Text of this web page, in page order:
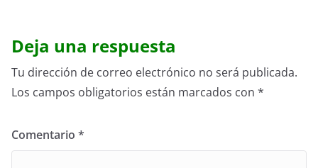
Deja una respuesta
Tu dirección de correo electrónico no será publicada.
Los campos obligatorios están marcados con *
Comentario *